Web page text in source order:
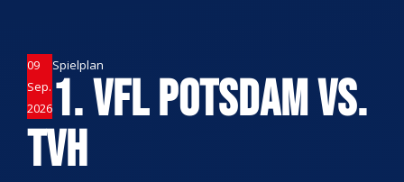
09
Sep.
2026
Spielplan
1. VFL POTSDAM VS.
TVH